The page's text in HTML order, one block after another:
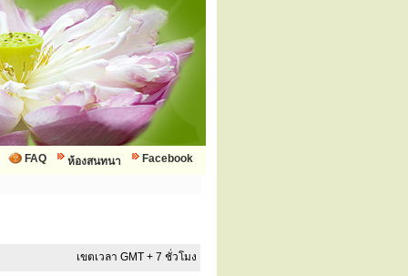
Facebook
ห้องสนทนา
FAQ
เขตเวลา GMT + 7 ชั่วโมง